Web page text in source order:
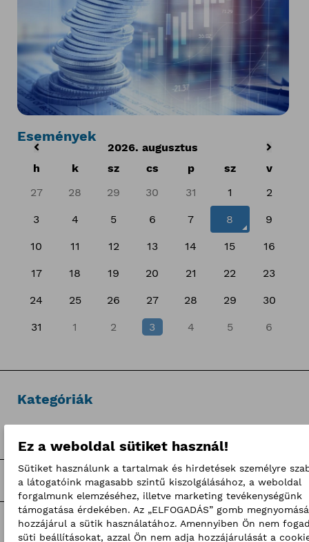
Események
2026. augusztus
h
k sz cs p sz
v
27
28 29 30 31 1 2
3 4 5 6 7 8 9
10 11 12 13 14 15 16
17 18 19 20 21 22 23
24 25 26 27 28 29 30
31 1 2 3 4 5 6
Kategóriák
Hírek
Sajtóközlemények
Pályaorientációs programok
Ez a weboldal sütiket használ!
Sütiket használunk a tartalmak és hirdetések személyre
a látogatóink magasabb szintű kiszolgálásához, a weboldal
forgalmunk elemzéséhez, illetve marketing tevékenységünk
támogatása érdekében. Az „ELFOGADÁS” gomb
hozzájárul a sütik használatához. Amennyiben Ön nem
süti beállításokat, azzal Ön nem adja hozzájárulását a